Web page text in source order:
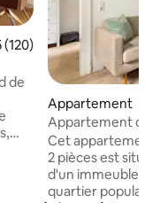
moyenne sur la
(120)
de
Appartement
Appartement
dans la List
Cet appartement
2 pièces est situé
d'un immeuble
quartier populaire